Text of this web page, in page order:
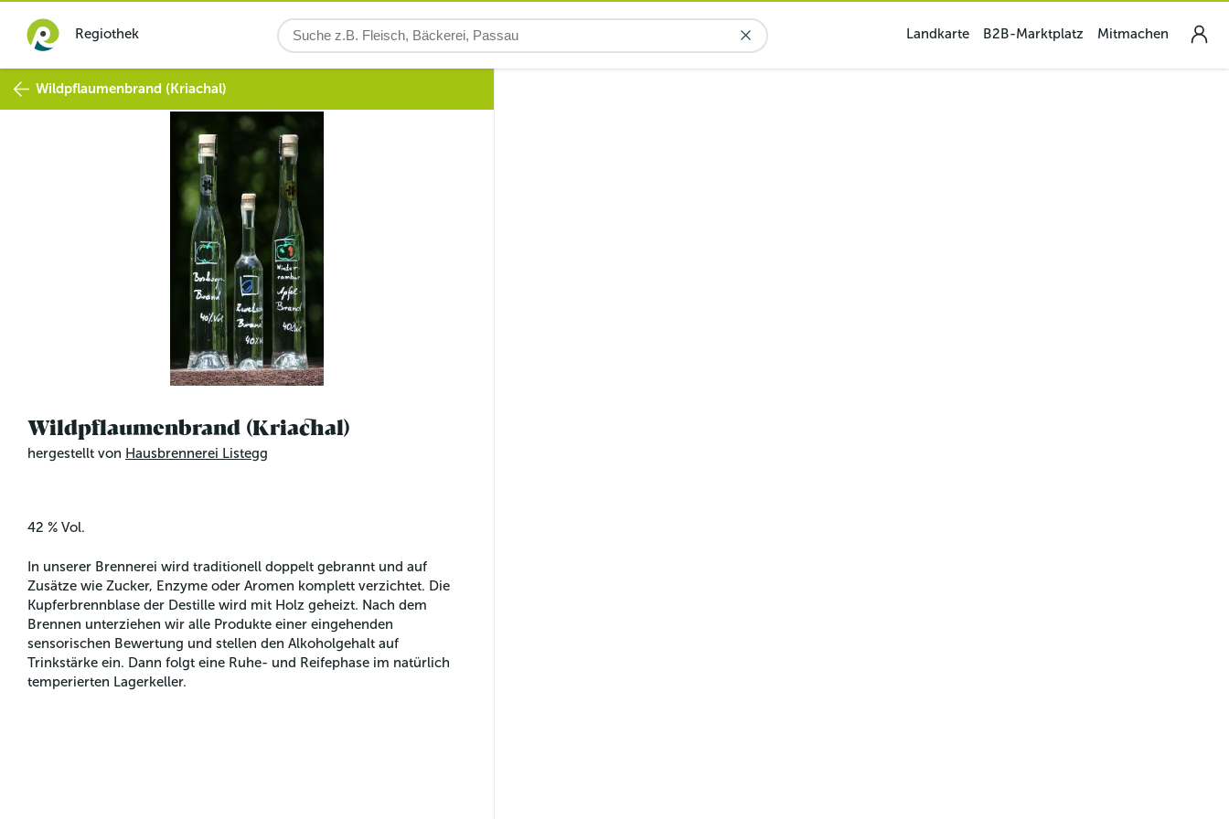
Regiothek Landkarte B2B-Marktplatz Mitmachen
Wildpflaumenbrand (Kriachal)
Wildpflaumenbrand (Kriachal)
hergestellt von Hausbrennerei Listegg
42 % Vol.
In unserer Brennerei wird traditionell doppelt gebrannt und auf
Zusätze wie Zucker, Enzyme oder Aromen komplett verzichtet. Die
Kupferbrennblase der Destille wird mit Holz geheizt. Nach dem
Brennen unterziehen wir alle Produkte einer eingehenden
sensorischen Bewertung und stellen den Alkoholgehalt auf
Trinkstärke ein. Dann folgt eine Ruhe- und Reifephase im natürlich
temperierten Lagerkeller.